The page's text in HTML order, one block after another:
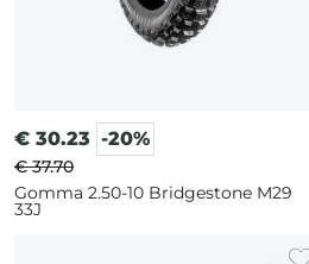
€ 30.23 -20%
€ 37.70
Gomma 2.50-10 Bridgestone M29
33J